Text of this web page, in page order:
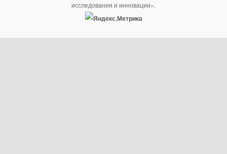
исследования и инновации».